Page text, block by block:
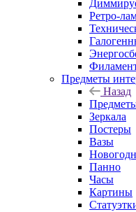
Ретро-
Предметы
Назад
Зеркала
Постеры
Вазы
Панно
Часы
Картины